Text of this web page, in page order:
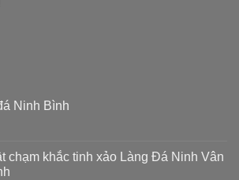
Ninh Bình
chạm khắc tinh xảo Làng Đá Ninh Vân